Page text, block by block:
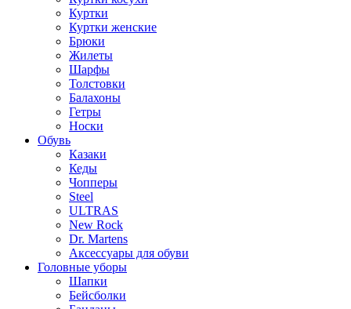
Куртки
Куртки женские
Брюки
Жилеты
Шарфы
Толстовки
Балахоны
Гетры
Носки
Обувь
Казаки
Кеды
Чопперы
Steel
ULTRAS
New Rock
Dr. Martens
Аксессуары для обуви
Головные уборы
Шапки
Бейсболки